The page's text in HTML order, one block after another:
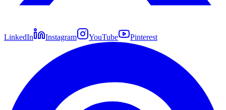
LinkedIn Instagram YouTube Pinterest